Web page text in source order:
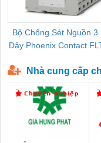
Bộ Chống Sét Nguồn 3
Dây Phoenix Contact
Nhà cung cấp